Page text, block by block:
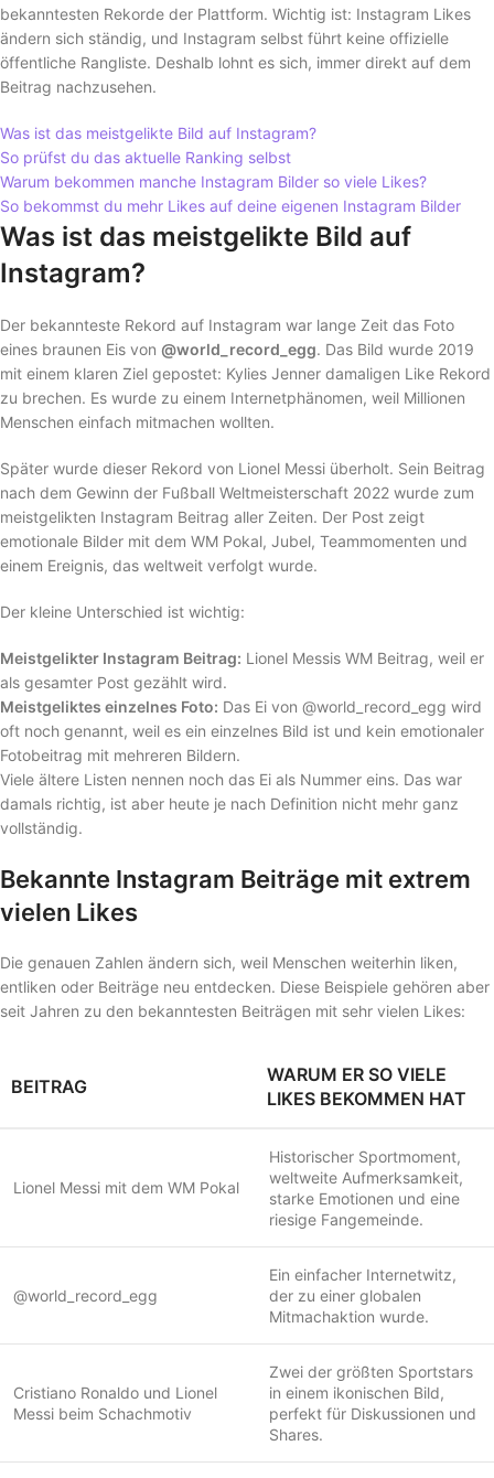
bekanntesten Rekorde der Plattform. Wichtig ist: Instagram Likes
ändern sich ständig, und Instagram selbst führt keine offizielle
öffentliche Rangliste. Deshalb lohnt es sich, immer direkt auf dem
Beitrag nachzusehen.
Was ist das meistgelikte Bild auf Instagram?
So prüfst du das aktuelle Ranking selbst
Warum bekommen manche Instagram Bilder so viele Likes?
So bekommst du mehr Likes auf deine eigenen Instagram Bilder
Was ist das meistgelikte Bild auf
Instagram?
Der bekannteste Rekord auf Instagram war lange Zeit das Foto
eines braunen Eis von @world_record_egg. Das Bild wurde 2019
mit einem klaren Ziel gepostet: Kylies Jenner damaligen Like Rekord
zu brechen. Es wurde zu einem Internetphänomen, weil Millionen
Menschen einfach mitmachen wollten.
Später wurde dieser Rekord von Lionel Messi überholt. Sein Beitrag
nach dem Gewinn der Fußball Weltmeisterschaft 2022 wurde zum
meistgelikten Instagram Beitrag aller Zeiten. Der Post zeigt
emotionale Bilder mit dem WM Pokal, Jubel, Teammomenten und
einem Ereignis, das weltweit verfolgt wurde.
Der kleine Unterschied ist wichtig:
Meistgelikter Instagram Beitrag: Lionel Messis WM Beitrag, weil er
als gesamter Post gezählt wird.
Meistgeliktes einzelnes Foto: Das Ei von @world_record_egg wird
oft noch genannt, weil es ein einzelnes Bild ist und kein emotionaler
Fotobeitrag mit mehreren Bildern.
Viele ältere Listen nennen noch das Ei als Nummer eins. Das war
damals richtig, ist aber heute je nach Definition nicht mehr ganz
vollständig.
Bekannte Instagram Beiträge mit extrem
vielen Likes
Die genauen Zahlen ändern sich, weil Menschen weiterhin liken,
entliken oder Beiträge neu entdecken. Diese Beispiele gehören aber
seit Jahren zu den bekanntesten Beiträgen mit sehr vielen Likes:
BEITRAG
WARUM ER SO VIELE
LIKES BEKOMMEN HAT
Lionel Messi mit dem WM Pokal
Historischer Sportmoment,
weltweite Aufmerksamkeit,
starke Emotionen und eine
riesige Fangemeinde.
@world_record_egg
Ein einfacher Internetwitz,
der zu einer globalen
Mitmachaktion wurde.
Cristiano Ronaldo und Lionel
Messi beim Schachmotiv
Zwei der größten Sportstars
in einem ikonischen Bild,
perfekt für Diskussionen und
Shares.